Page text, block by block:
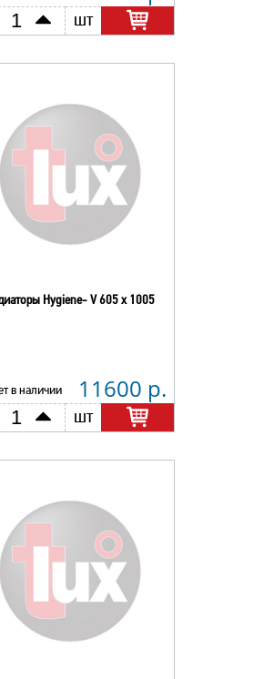
шт
Hygiene- V 605 х 1005
в наличии 11600 р.
шт